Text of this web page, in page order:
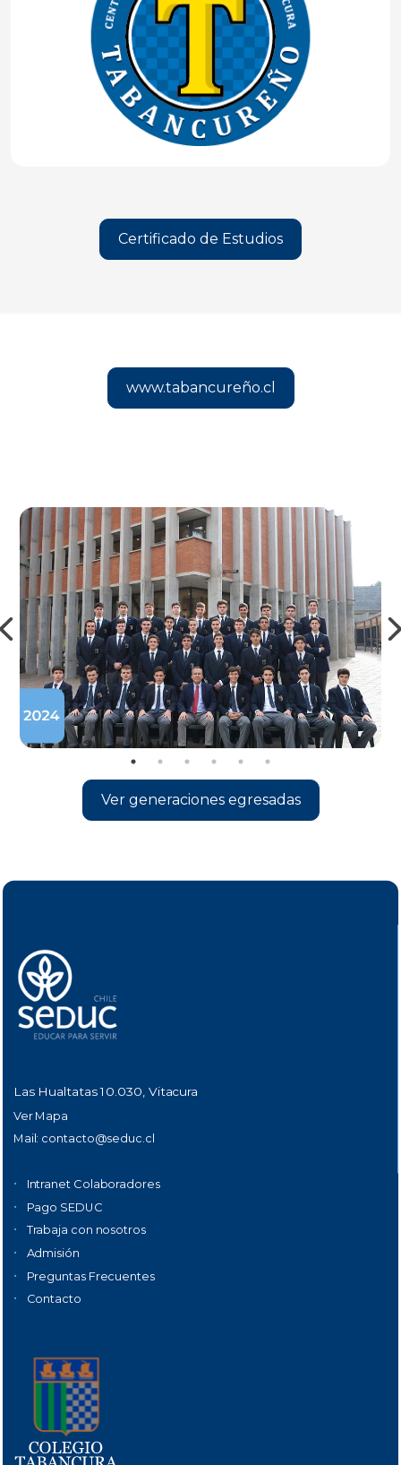
Certificado de Estudios
www.tabancureño.cl
Ver generaciones egresadas
Las Hualtatas 10.030, Vitacura
Ver Mapa
Mail: contacto@seduc.cl
Intranet Colaboradores
Pago SEDUC
Trabaja con nosotros
Admisión
Preguntas Frecuentes
Contacto